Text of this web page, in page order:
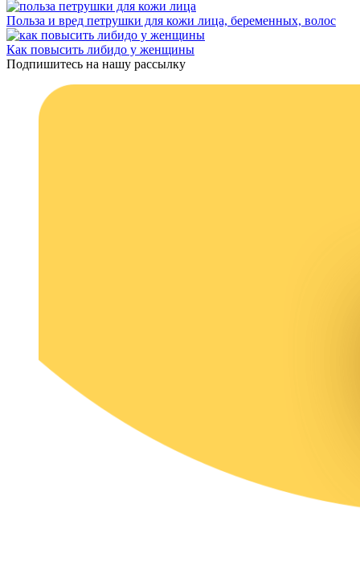
Польза и вред петрушки для кожи лица, беременных, волос
Как повысить либидо у женщины
Подпишитесь на нашу рассылку